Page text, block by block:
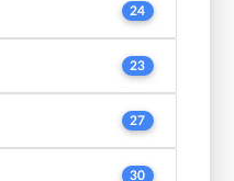
24
23
27
30